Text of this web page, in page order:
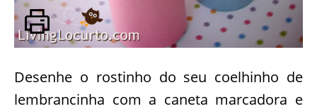
Desenhe o rostinho do seu coelhinho de
lembrancinha com a caneta marcadora e